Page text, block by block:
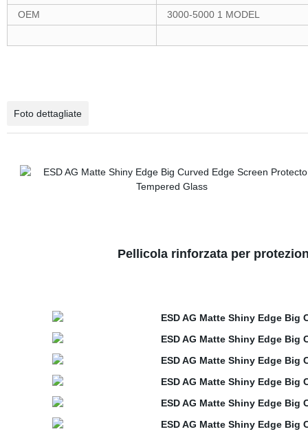
OEM
3000-5000 1 MODEL
Foto dettagliate
Pellicola rinforzata per